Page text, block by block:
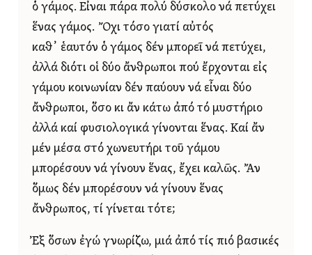
ὁ γάμος. Εἶναι πάρα πολύ δύσκολο νά πετύχει
ἕνας γάμος. Ὄχι τόσο γιατί αὐτός
καθ᾿ ἑαυτόν ὁ γάμος δέν μπορεῖ νά πετύχει,
ἀλλά διότι οἱ δύο ἄνθρωποι πού ἔρχονται εἰς
γάμου κοινωνίαν δέν παύουν νά εἶναι δύο
ἄνθρωποι, ὅσο κι ἄν κάτω ἀπό τό μυστήριο
ἀλλά καί φυσιολογικά γίνονται ἕνας. Καί ἄν
μέν μέσα στό χωνευτήρι τοῦ γάμου
μπορέσουν νά γίνουν ἕνας, ἔχει καλῶς. Ἄν
ὅμως δέν μπορέσουν νά γίνουν ἕνας
ἄνθρωπος, τί γίνεται τότε;
Ἐξ ὅσων ἐγώ γνωρίζω, μιά ἀπό τίς πιό βασικές